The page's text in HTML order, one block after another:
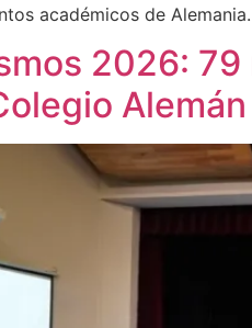
académicos de Alemania.
2026: